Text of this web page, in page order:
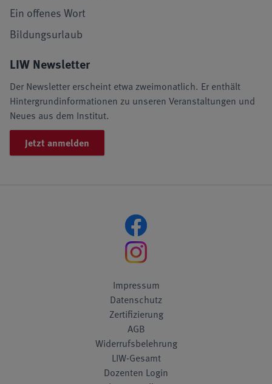
Ein offenes Wort
Bildungsurlaub
LIW Newsletter
Der Newsletter erscheint etwa zweimonatlich. Er enthält
Hintergrundinformationen zu unseren Veranstaltungen und
Neues aus dem Institut.
Jetzt anmelden
Impressum
Datenschutz
Zertifizierung
AGB
Widerrufsbelehrung
LIW-Gesamt
Dozenten Login